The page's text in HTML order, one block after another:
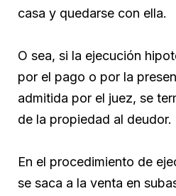
casa y quedarse con ella.
O sea, si la ejecución
por el pago o por la
admitida por el juez, se
de la propiedad al deudor.
En el procedimiento de
se saca a la venta en